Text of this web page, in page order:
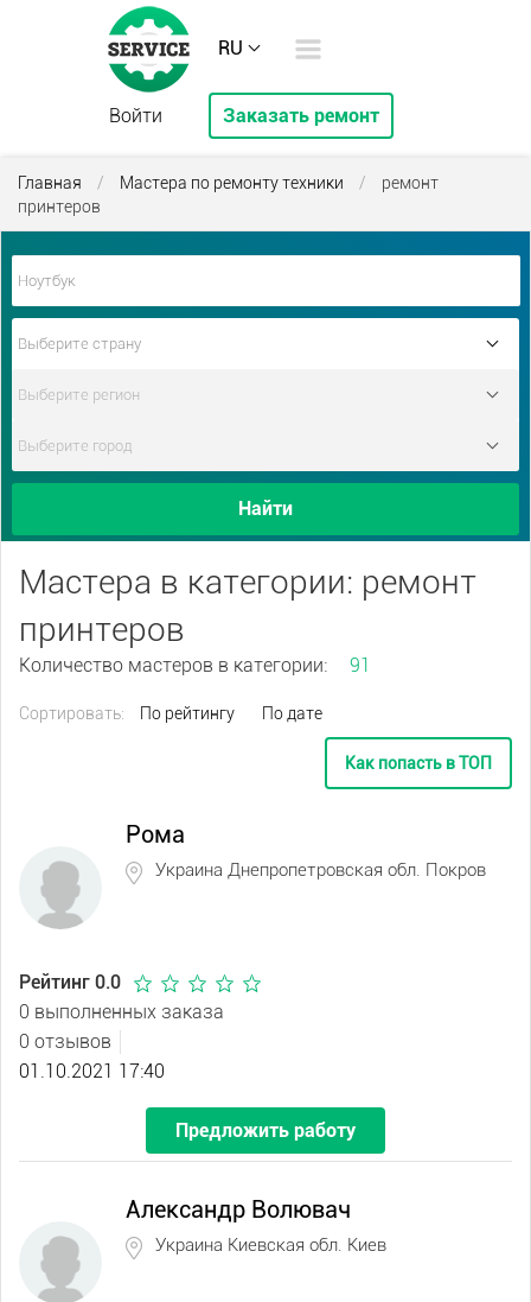
RU
Войти Заказать ремонт
Главная / Мастера по ремонту техники /
ремонт
принтеров
Найти
Мастера в категории: ремонт
принтеров
Количество мастеров в категории: 91
Сортировать: По рейтингу По дате
Как попасть в ТОП
Рома
Украина Днепропетровская обл. Покров
Рейтинг 0.0
0 выполненных заказа
0 отзывов
01.10.2021 17:40
Предложить работу
Александр Волювач
Украина Киевская обл. Киев